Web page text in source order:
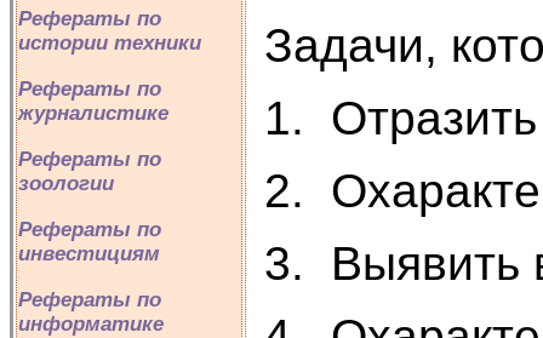
Рефераты по
истории техники
Рефераты по
журналистике
Рефераты по
зоологии
Рефераты по
инвестициям
Рефераты по
информатике
Задачи,
1.
2.
3. Выявить